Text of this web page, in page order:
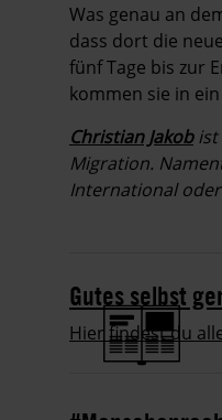
Was genau an
dass dort die
fünf Tage bis zur
kommen sie in
Christian Jakob ist
Migration.
International
Gutes selbst
Hier findest du